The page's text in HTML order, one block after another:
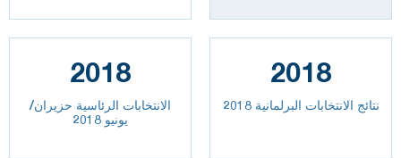
2018
الانتخابات الرئاسية حزيران/
يونيو 2018
2018
نتائج الانتخابات البرلمانية 2018